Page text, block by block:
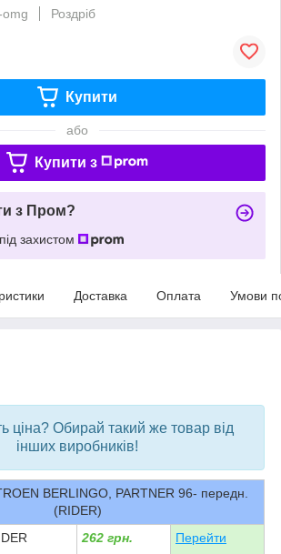
Роздріб
Купити
або
Купити з
з Пром?
захистом
Доставка Оплата Умови
ціна? Обирай такий же товар від
інших виробників!
BERLINGO, PARTNER 96- передн.
(RIDER)
262 грн. Перейти